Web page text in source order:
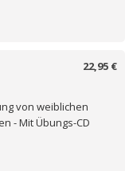
22,95 €
von weiblichen
- Mit Übungs-CD